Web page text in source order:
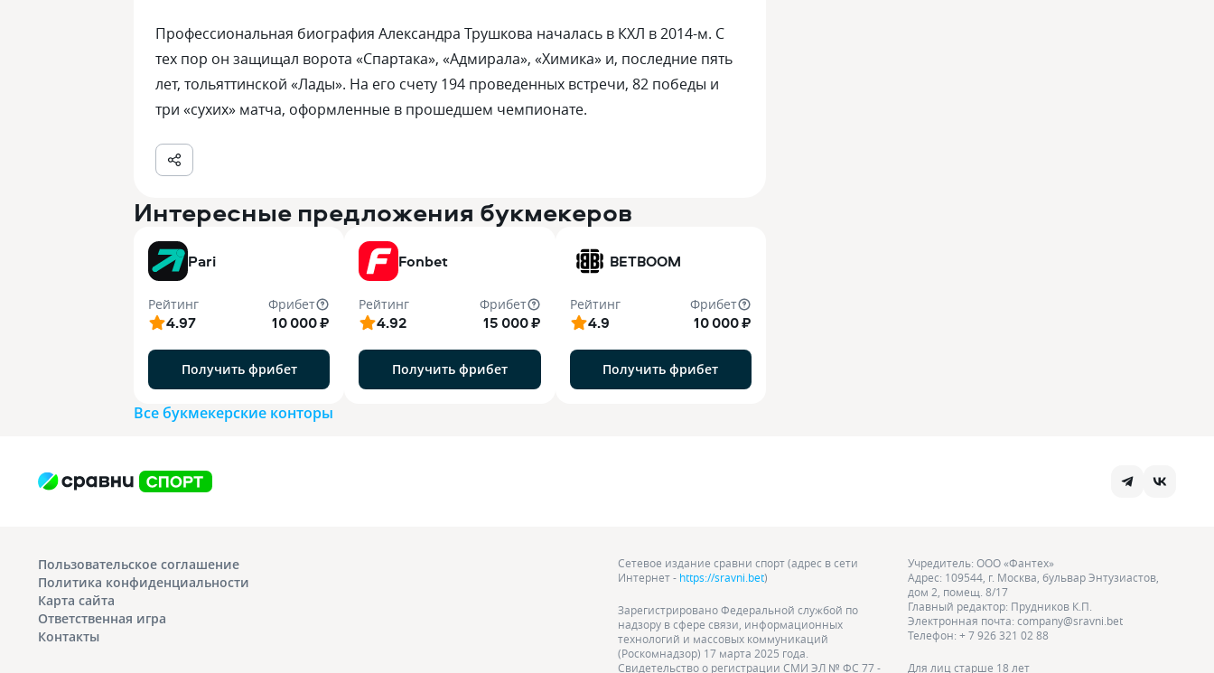
Профессиональная биография Александра Трушкова началась в КХЛ в 2014-м. С
тех пор он защищал ворота «Спартака», «Адмирала», «Химика» и, последние пять
лет, тольяттинской «Лады». На его счету 194 проведенных встречи, 82 победы и
три «сухих» матча, оформленные в прошедшем чемпионате.
Интересные предложения букмекеров
Pari
Рейтинг
4.97
Фрибет
10 000 ₽
Получить фрибет
Fonbet
Рейтинг
4.92
Фрибет
15 000 ₽
Получить фрибет
BETBOOM
Рейтинг
4.9
Фрибет
10 000 ₽
Получить фрибет
Все букмекерские конторы
Пользовательское соглашение
Политика конфиденциальности
Карта сайта
Ответственная игра
Контакты
Сетевое издание сравни спорт (адрес в сети
Интернет - https://sravni.bet)
Зарегистрировано Федеральной службой по
надзору в сфере связи, информационных
технологий и массовых коммуникаций
(Роскомнадзор) 17 марта 2025 года.
Свидетельство о регистрации СМИ ЭЛ № ФС 77 -
Учредитель: ООО «Фантех»
Адрес: 109544, г. Москва, бульвар Энтузиастов,
дом 2, помещ. 8/17
Главный редактор: Прудников К.П.
Электронная почта: company@sravni.bet
Телефон: + 7 926 321 02 88
Для лиц старше 18 лет